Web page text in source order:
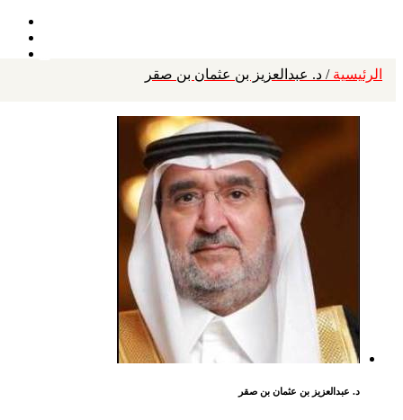
الرئيسية / د. عبدالعزيز بن عثمان بن صقر
د. عبدالعزيز بن عثمان بن صقر